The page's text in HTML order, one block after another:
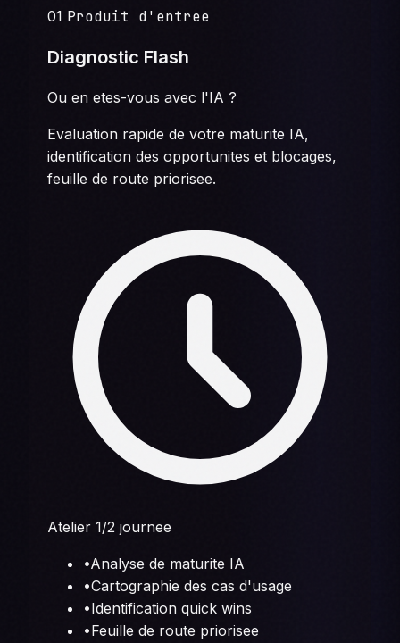
01 Produit d'entree
Diagnostic Flash
Ou en etes-vous avec l'IA ?
Evaluation rapide de votre maturite IA,
identification des opportunites et blocages,
feuille de route priorisee.
Atelier 1/2 journee
•Analyse de maturite IA
•Cartographie des cas d'usage
•Identification quick wins
•Feuille de route priorisee